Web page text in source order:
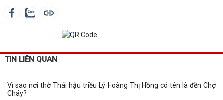
TIN LIÊN QUAN
Vì sao nơi thờ Thái hậu triều Lý Hoàng Thị Hồng có tên là đền Chợ
Cháy?